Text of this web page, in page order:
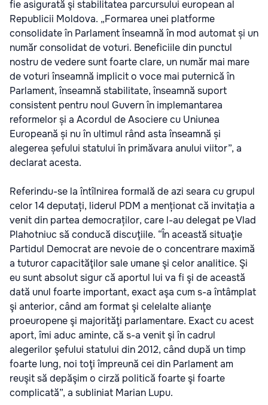
fie asigurată şi stabilitatea parcursului european al
Republicii Moldova. „Formarea unei platforme
consolidate în Parlament înseamnă în mod automat și un
număr consolidat de voturi. Beneficiile din punctul
nostru de vedere sunt foarte clare, un număr mai mare
de voturi înseamnă implicit o voce mai puternică în
Parlament, înseamnă stabilitate, înseamnă suport
consistent pentru noul Guvern în implemantarea
reformelor și a Acordul de Asociere cu Uniunea
Europeană și nu în ultimul rând asta înseamnă și
alegerea șefului statului în primăvara anului viitor”, a
declarat acesta.
Referindu-se la întîlnirea formală de azi seara cu grupul
celor 14 deputați, liderul PDM a menționat că invitația a
venit din partea democraților, care l-au delegat pe Vlad
Plahotniuc să conducă discuţiile. “În această situaţie
Partidul Democrat are nevoie de o concentrare maximă
a tuturor capacităţilor sale umane şi celor analitice. Şi
eu sunt absolut sigur că aportul lui va fi şi de această
dată unul foarte important, exact aşa cum s-a întâmplat
şi anterior, când am format şi celelalte alianţe
proeuropene şi majorităţi parlamentare. Exact cu acest
aport, îmi aduc aminte, că s-a venit şi în cadrul
alegerilor şefului statului din 2012, când după un timp
foarte lung, noi toţi împreună cei din Parlament am
reuşit să depăşim o cirză politică foarte şi foarte
complicată”, a subliniat Marian Lupu.